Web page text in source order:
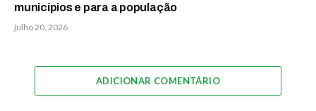
municípios e para a população
julho 20, 2026
ADICIONAR COMENTÁRIO